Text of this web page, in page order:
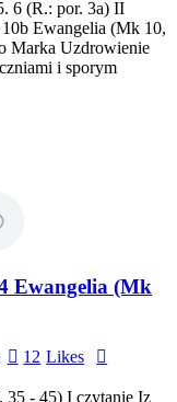
6 (R.: por. 3a) II
Ewangelia (Mk 10,
Marka Uzdrowienie
i sporym
Ewangelia (Mk
12 Likes
- 45) I czytanie Iz